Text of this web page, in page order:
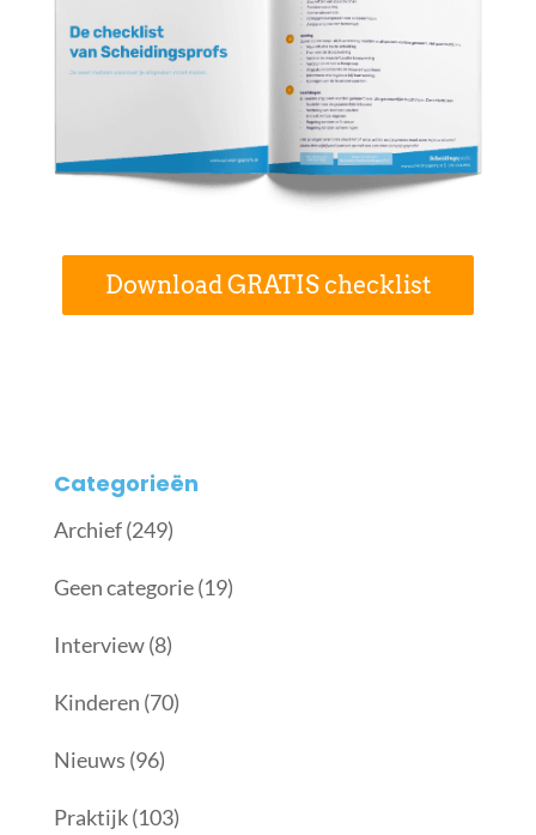
Download GRATIS checklist
Categorieën
Archief(249)
Geen categorie(19)
Interview(8)
Kinderen (70)
Nieuws (96)
Praktijk(103)